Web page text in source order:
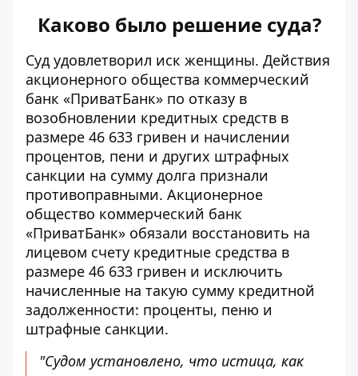
Каково было решение суда?
Суд удовлетворил иск женщины. Действия
акционерного общества коммерческий
банк «ПриватБанк» по отказу в
возобновлении кредитных средств в
размере 46 633 гривен и начислении
процентов, пени и других штрафных
санкции на сумму долга признали
противоправными. Акционерное
общество коммерческий банк
«ПриватБанк» обязали восстановить на
лицевом счету кредитные средства в
размере 46 633 гривен и исключить
начисленные на такую ​​сумму кредитной
задолженности: проценты, пеню и
штрафные санкции.
"Судом установлено, что истица, как